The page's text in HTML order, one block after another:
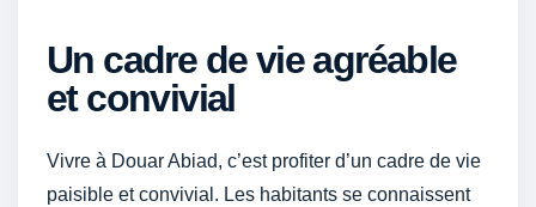
Un cadre de vie agréable
et convivial
Vivre à Douar Abiad, c’est profiter d’un cadre de vie
paisible et convivial. Les habitants se connaissent